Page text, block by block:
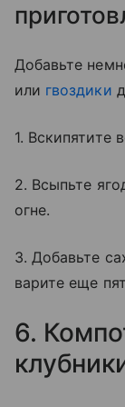
Добавьте
или гвоздики
1. Вскипятите
2. Всыпьте
огне.
3. Добавьте
варите еще
6.